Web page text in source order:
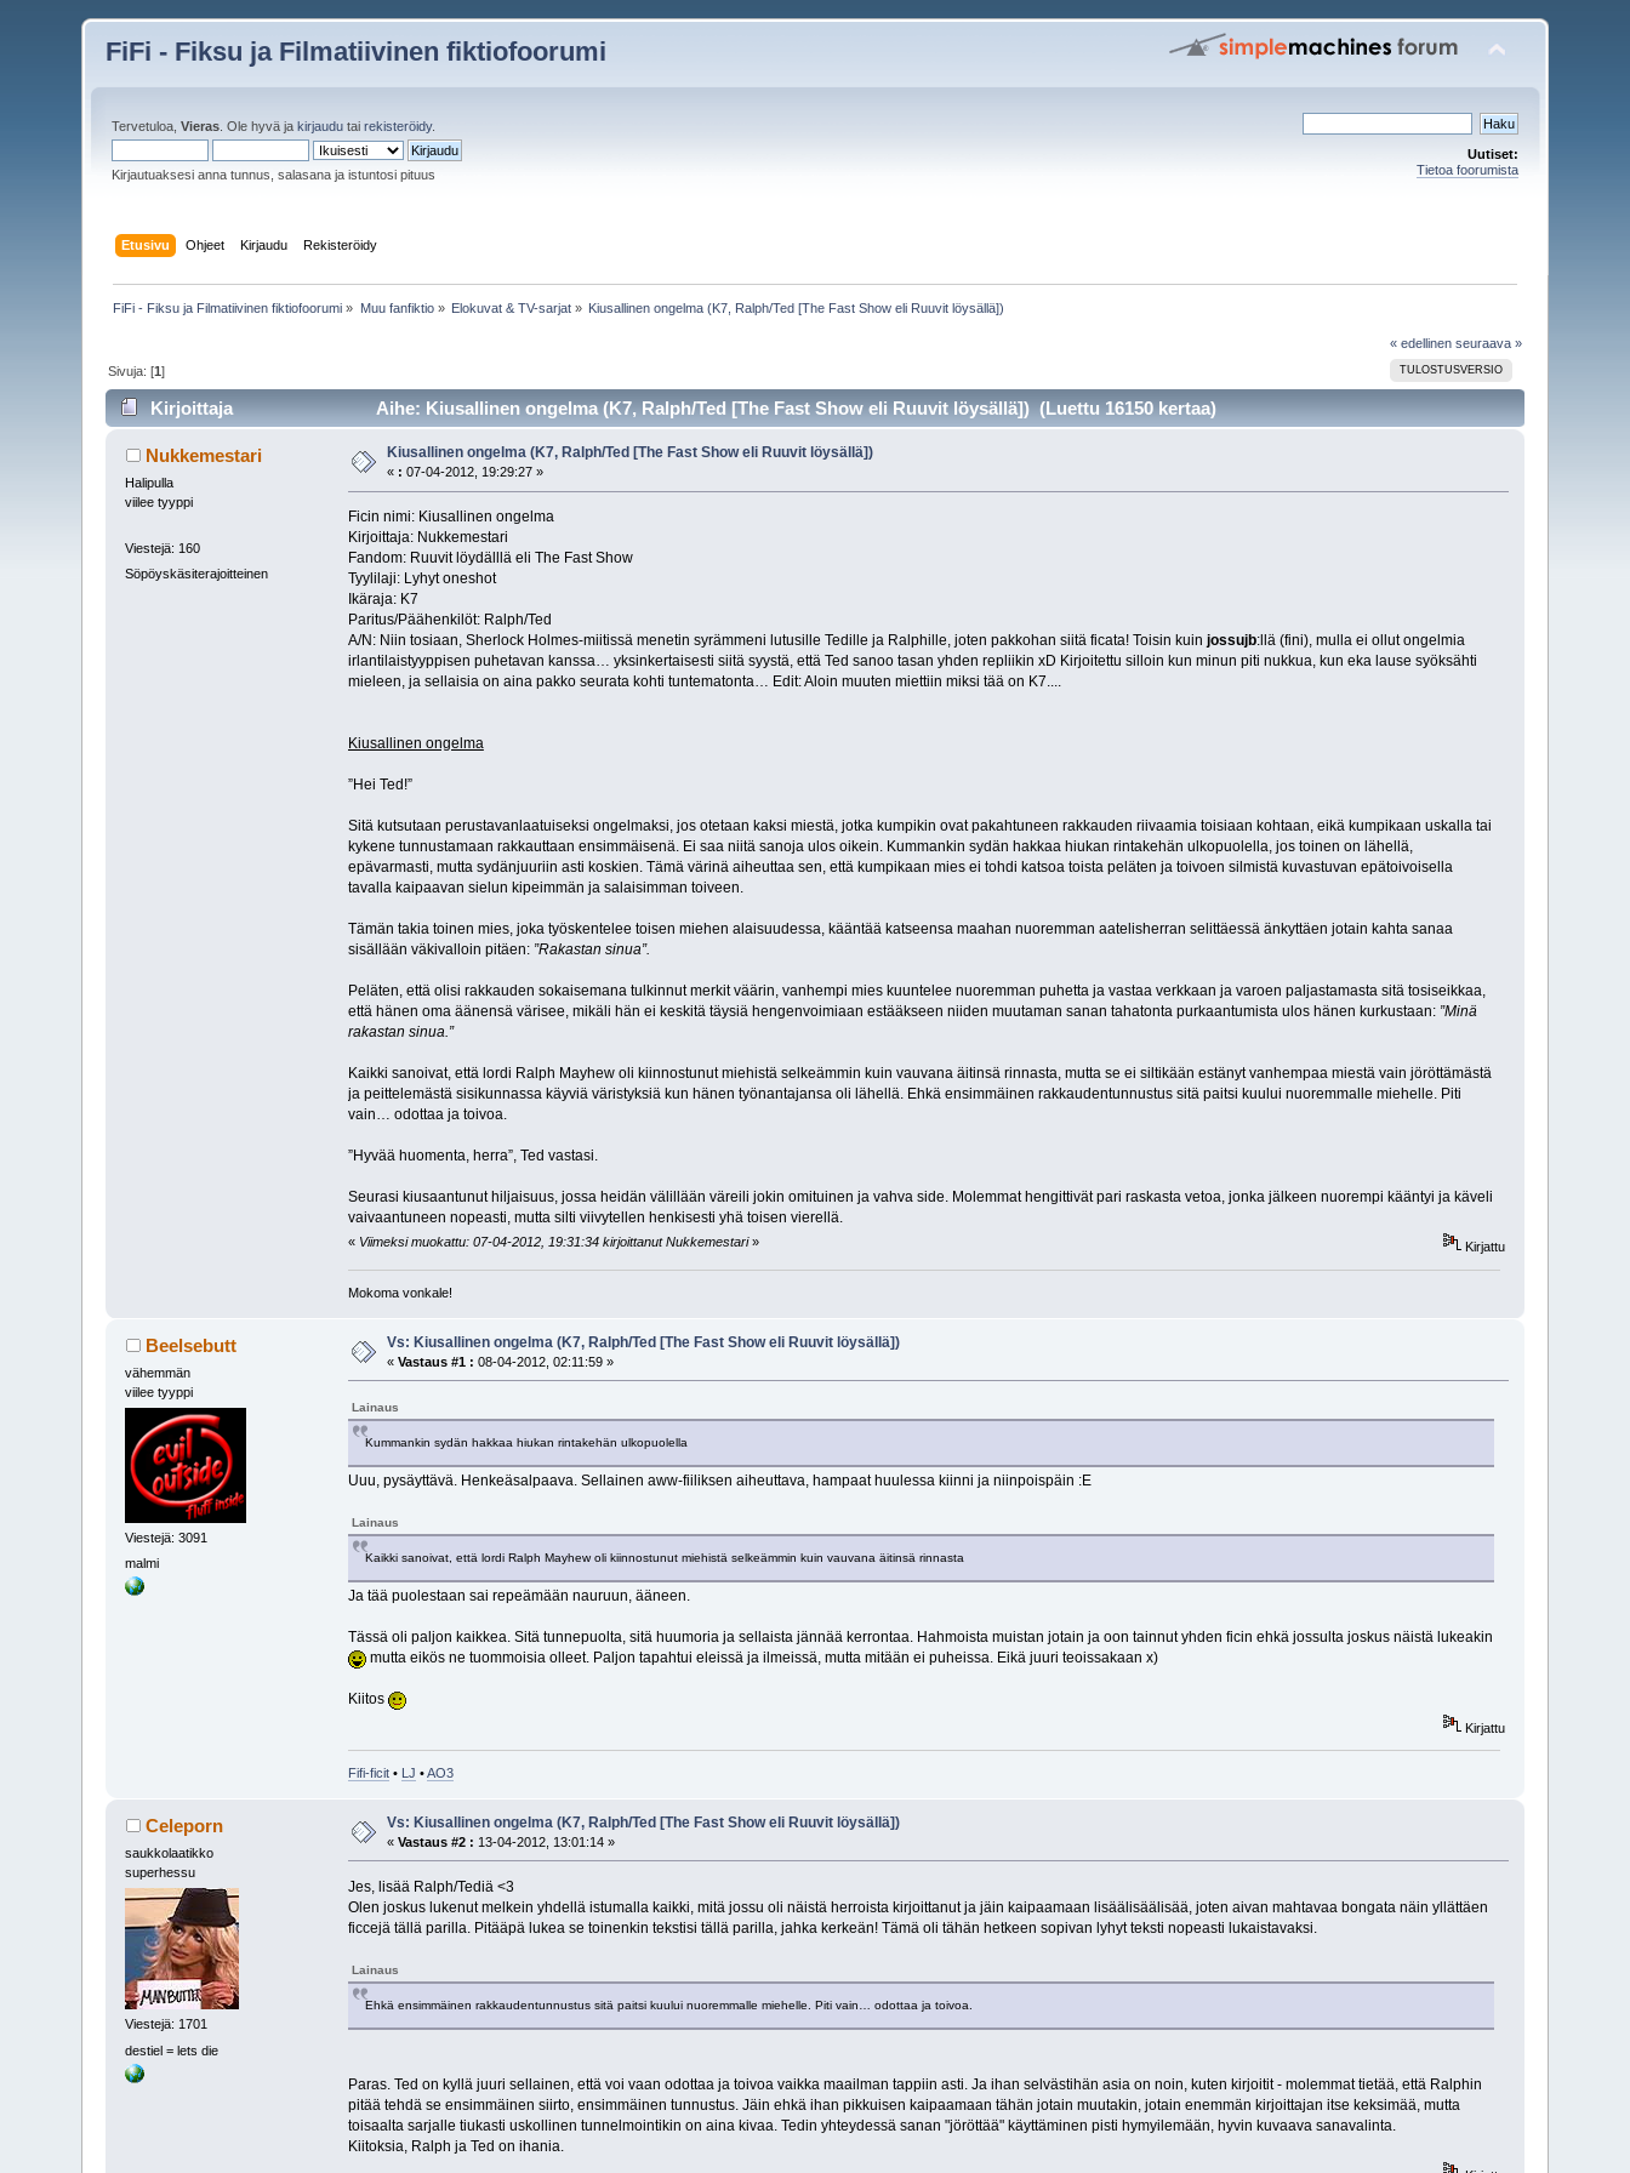
FiFi - Fiksu ja Filmatiivinen fiktiofoorumi
Tervetuloa,Vieras . Ole hyvä jakirjaudu tairekisteröidy.
Kirjautuaksesi anna tunnus, salasana ja istuntosi pituus
Uutiset:
Tietoa foorumista
Etusivu Ohjeet Kirjaudu Rekisteröidy
FiFi - Fiksu ja Filmatiivinen fiktiofoorumi » Muu fanfiktio» Elokuvat & TV-sarjat » Kiusallinen ongelma (K7, Ralph/Ted [The Fast Show eli Ruuvit löysällä])
« edellinen seuraava »
TULOSTUSVERSIO
Sivuja: [1]
Kirjoittaja Aihe: Kiusallinen ongelma (K7, Ralph/Ted [The Fast Show eli Ruuvit löysällä]) (Luettu 16150 kertaa)
Nukkemestari
Halipulla
viilee tyyppi
Viestejä: 160
Söpöyskäsiterajoitteinen
Kiusallinen ongelma (K7, Ralph/Ted [The Fast Show eli Ruuvit löysällä])
« : 07-04-2012, 19:29:27 »
Ficin nimi: Kiusallinen ongelma
Kirjoittaja: Nukkemestari
Fandom: Ruuvit löydälllä eli The Fast Show
Tyylilaji: Lyhyt oneshot
Ikäraja: K7
Paritus/Päähenkilöt: Ralph/Ted
A/N: Niin tosiaan, Sherlock Holmes-miitissä menetin syrämmeni lutusille Tedille ja Ralphille, joten pakkohan siitä ficata! Toisin kuin jossujb:llä (fini), mulla ei ollut ongelmia
irlantilaistyyppisen puhetavan kanssa… yksinkertaisesti siitä syystä, että Ted sanoo tasan yhden repliikin xD Kirjoitettu silloin kun minun piti nukkua, kun eka lause syöksähti
mieleen, ja sellaisia on aina pakko seurata kohti tuntematonta… Edit: Aloin muuten miettiin miksi tää on K7....
Kiusallinen ongelma
”Hei Ted!”
Sitä kutsutaan perustavanlaatuiseksi ongelmaksi, jos otetaan kaksi miestä, jotka kumpikin ovat pakahtuneen rakkauden riivaamia toisiaan kohtaan, eikä kumpikaan uskalla tai
kykene tunnustamaan rakkauttaan ensimmäisenä. Ei saa niitä sanoja ulos oikein. Kummankin sydän hakkaa hiukan rintakehän ulkopuolella, jos toinen on lähellä,
epävarmasti, mutta sydänjuuriin asti koskien. Tämä värinä aiheuttaa sen, että kumpikaan mies ei tohdi katsoa toista peläten ja toivoen silmistä kuvastuvan epätoivoisella
tavalla kaipaavan sielun kipeimmän ja salaisimman toiveen.
Tämän takia toinen mies, joka työskentelee toisen miehen alaisuudessa, kääntää katseensa maahan nuoremman aatelisherran selittäessä änkyttäen jotain kahta sanaa
sisällään väkivalloin pitäen: ”Rakastan sinua”.
Peläten, että olisi rakkauden sokaisemana tulkinnut merkit väärin, vanhempi mies kuuntelee nuoremman puhetta ja vastaa verkkaan ja varoen paljastamasta sitä tosiseikkaa,
että hänen oma äänensä värisee, mikäli hän ei keskitä täysiä hengenvoimiaan estääkseen niiden muutaman sanan tahatonta purkaantumista ulos hänen kurkustaan: ”Minä
rakastan sinua.”
Kaikki sanoivat, että lordi Ralph Mayhew oli kiinnostunut miehistä selkeämmin kuin vauvana äitinsä rinnasta, mutta se ei siltikään estänyt vanhempaa miestä vain jöröttämästä
ja peittelemästä sisikunnassa käyviä väristyksiä kun hänen työnantajansa oli lähellä. Ehkä ensimmäinen rakkaudentunnustus sitä paitsi kuului nuoremmalle miehelle. Piti
vain… odottaa ja toivoa.
”Hyvää huomenta, herra”, Ted vastasi.
Seurasi kiusaantunut hiljaisuus, jossa heidän välillään väreili jokin omituinen ja vahva side. Molemmat hengittivät pari raskasta vetoa, jonka jälkeen nuorempi kääntyi ja käveli
vaivaantuneen nopeasti, mutta silti viivytellen henkisesti yhä toisen vierellä.
« Viimeksi muokattu: 07-04-2012, 19:31:34 kirjoittanut Nukkemestari» Kirjattu
Mokoma vonkale!
Beelsebutt
vähemmän
viilee tyyppi
Viestejä: 3091
malmi
Vs: Kiusallinen ongelma (K7, Ralph/Ted [The Fast Show eli Ruuvit löysällä])
«Vastaus #1 : 08-04-2012, 02:11:59 »
Lainaus
Kummankin sydän hakkaa hiukan rintakehän ulkopuolella
Uuu, pysäyttävä. Henkeäsalpaava. Sellainen aww-fiiliksen aiheuttava, hampaat huulessa kiinni ja niinpoispäin :E
Lainaus
Kaikki sanoivat, että lordi Ralph Mayhew oli kiinnostunut miehistä selkeämmin kuin vauvana äitinsä rinnasta
Ja tää puolestaan sai repeämään nauruun, ääneen.
Tässä oli paljon kaikkea. Sitä tunnepuolta, sitä huumoria ja sellaista jännää kerrontaa. Hahmoista muistan jotain ja oon tainnut yhden ficin ehkä jossulta joskus näistä lukeakin
mutta eikös ne tuommoisia olleet. Paljon tapahtui eleissä ja ilmeissä, mutta mitään ei puheissa. Eikä juuri teoissakaan x)
Kiitos
Kirjattu
Fifi-ficit• LJ •AO3
Celeporn
saukkolaatikko
superhessu
Viestejä: 1701
destiel = lets die
Vs: Kiusallinen ongelma (K7, Ralph/Ted [The Fast Show eli Ruuvit löysällä])
«Vastaus #2 : 13-04-2012, 13:01:14 »
Jes, lisää Ralph/Tediä <3
Olen joskus lukenut melkein yhdellä istumalla kaikki, mitä jossu oli näistä herroista kirjoittanut ja jäin kaipaamaan lisäälisäälisää, joten aivan mahtavaa bongata näin yllättäen
ficcejä tällä parilla. Pitääpä lukea se toinenkin tekstisi tällä parilla, jahka kerkeän! Tämä oli tähän hetkeen sopivan lyhyt teksti nopeasti lukaistavaksi.
Lainaus
Ehkä ensimmäinen rakkaudentunnustus sitä paitsi kuului nuoremmalle miehelle. Piti vain… odottaa ja toivoa.
Paras. Ted on kyllä juuri sellainen, että voi vaan odottaa ja toivoa vaikka maailman tappiin asti. Ja ihan selvästihän asia on noin, kuten kirjoitit - molemmat tietää, että Ralphin
pitää tehdä se ensimmäinen siirto, ensimmäinen tunnustus. Jäin ehkä ihan pikkuisen kaipaamaan tähän jotain muutakin, jotain enemmän kirjoittajan itse keksimää, mutta
toisaalta sarjalle tiukasti uskollinen tunnelmointikin on aina kivaa. Tedin yhteydessä sanan "jöröttää" käyttäminen pisti hymyilemään, hyvin kuvaava sanavalinta.
Kiitoksia, Ralph ja Ted on ihania.